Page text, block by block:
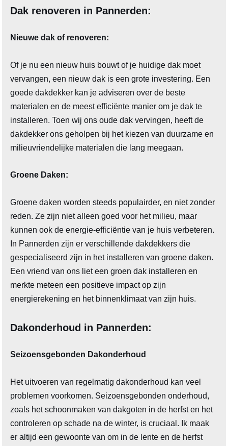
Dak renoveren in Pannerden:
Nieuwe dak of renoveren:
Of je nu een nieuw huis bouwt of je huidige dak moet
vervangen, een nieuw dak is een grote investering. Een
goede dakdekker kan je adviseren over de beste
materialen en de meest efficiënte manier om je dak te
installeren. Toen wij ons oude dak vervingen, heeft de
dakdekker ons geholpen bij het kiezen van duurzame en
milieuvriendelijke materialen die lang meegaan.
Groene Daken:
Groene daken worden steeds populairder, en niet zonder
reden. Ze zijn niet alleen goed voor het milieu, maar
kunnen ook de energie-efficiëntie van je huis verbeteren.
In Pannerden zijn er verschillende dakdekkers die
gespecialiseerd zijn in het installeren van groene daken.
Een vriend van ons liet een groen dak installeren en
merkte meteen een positieve impact op zijn
energierekening en het binnenklimaat van zijn huis.
Dakonderhoud in Pannerden:
Seizoensgebonden Dakonderhoud
Het uitvoeren van regelmatig dakonderhoud kan veel
problemen voorkomen. Seizoensgebonden onderhoud,
zoals het schoonmaken van dakgoten in de herfst en het
controleren op schade na de winter, is cruciaal. Ik maak
er altijd een gewoonte van om in de lente en de herfst